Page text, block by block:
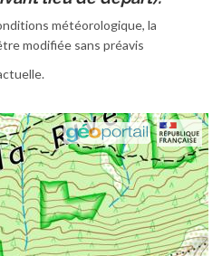
météorologique, la
modifiée sans préavis